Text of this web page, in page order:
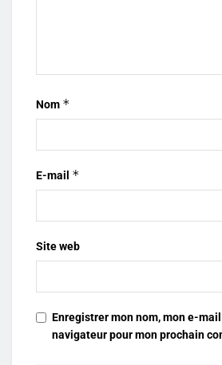
Nom *
E-mail *
Site web
Enregistrer mon nom, mon e-
navigateur pour mon prochain